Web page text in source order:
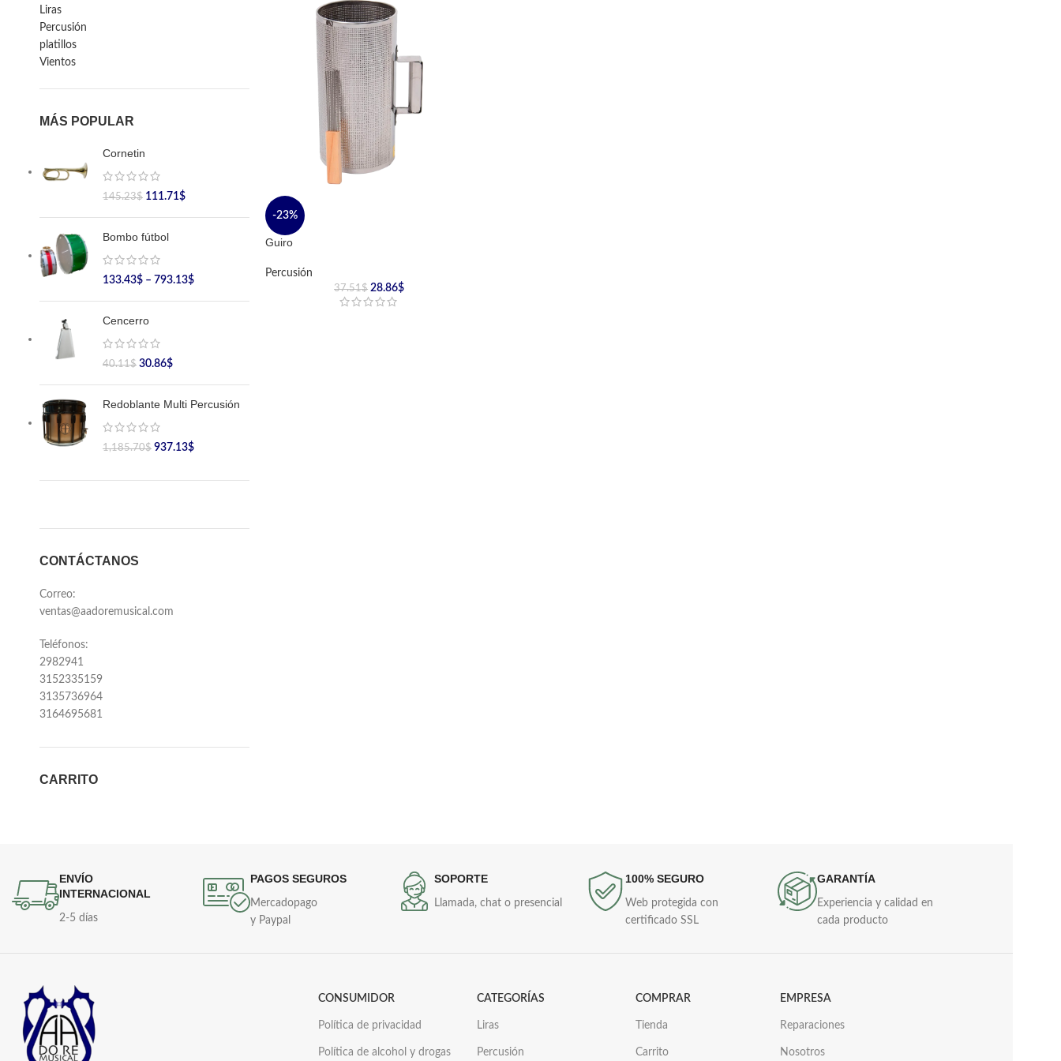
Liras
Percusión
platillos
Vientos
MÁS POPULAR
Cornetin
145.23$ 111.71$
Bombo fútbol
133.43$ – 793.13$
Cencerro
40.11$ 30.86$
Redoblante Multi Percusión
1,185.70$ 937.13$
CONTÁCTANOS
Correo:
ventas@aadoremusical.com
Teléfonos:
2982941
3152335159
3135736964
3164695681
CARRITO
-23%
Guiro
Percusión
37.51$ 28.86$
ENVÍO
INTERNACIONAL
2-5 días
PAGOS SEGUROS
Mercadopago
y Paypal
SOPORTE
Llamada, chat o presencial
100% SEGURO
Web protegida con
certificado SSL
GARANTÍA
Experiencia y calidad en
cada producto
CONSUMIDOR
Política de privacidad
Política de alcohol y drogas
CATEGORÍAS
Liras
Percusión
COMPRAR
Tienda
Carrito
EMPRESA
Reparaciones
Nosotros